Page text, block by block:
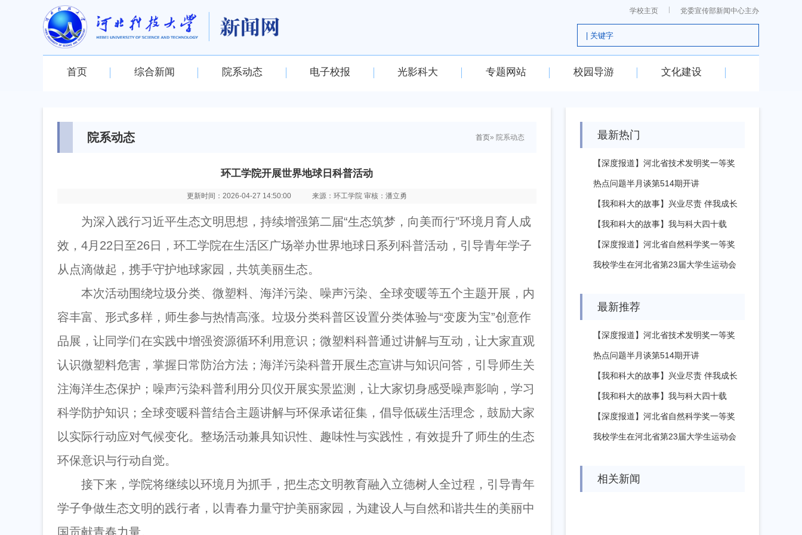
学校主页 党委宣传部新闻中心主办
首页 综合新闻 院系动态 电子校报 光影科大 专题网站 校园导游 文化建设
院系动态 首页» 院系动态
环工学院开展世界地球日科普活动
更新时间：2026-04-27 14:50:00 来源：环工学院 审核：潘立勇
为深入践行习近平生态文明思想，持续增强第二届“生态筑梦，向美而行”环境月育人成
效，4月22日至26日，环工学院在生活区广场举办世界地球日系列科普活动，引导青年学子
从点滴做起，携手守护地球家园，共筑美丽生态。
本次活动围绕垃圾分类、微塑料、海洋污染、噪声污染、全球变暖等五个主题开展，内
容丰富、形式多样，师生参与热情高涨。垃圾分类科普区设置分类体验与“变废为宝”创意作
品展，让同学们在实践中增强资源循环利用意识；微塑料科普通过讲解与互动，让大家直观
认识微塑料危害，掌握日常防治方法；海洋污染科普开展生态宣讲与知识问答，引导师生关
注海洋生态保护；噪声污染科普利用分贝仪开展实景监测，让大家切身感受噪声影响，学习
科学防护知识；全球变暖科普结合主题讲解与环保承诺征集，倡导低碳生活理念，鼓励大家
以实际行动应对气候变化。整场活动兼具知识性、趣味性与实践性，有效提升了师生的生态
环保意识与行动自觉。
接下来，学院将继续以环境月为抓手，把生态文明教育融入立德树人全过程，引导青年
学子争做生态文明的践行者，以青春力量守护美丽家园，为建设人与自然和谐共生的美丽中
国贡献青春力量。
最新热门
【深度报道】河北省技术发明奖一等奖
孙凤霞...
热点问题半月谈第514期开讲
【我和科大的故事】兴业尽责 伴我成长
【我和科大的故事】我与科大四十载
【深度报道】河北省自然科学奖一等奖
李发堂...
我校学生在河北省第23届大学生运动会
最新推荐
【深度报道】河北省技术发明奖一等奖
孙凤霞...
热点问题半月谈第514期开讲
【我和科大的故事】兴业尽责 伴我成长
【我和科大的故事】我与科大四十载
【深度报道】河北省自然科学奖一等奖
李发堂...
我校学生在河北省第23届大学生运动会
相关新闻